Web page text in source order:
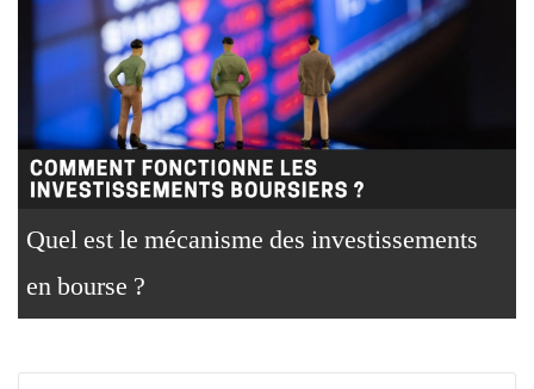
Quel est le mécanisme des investissements
en bourse ?